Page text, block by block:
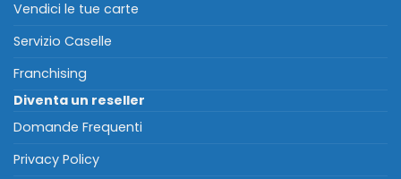
Vendici le tue carte
Servizio Caselle
Franchising
Diventa un reseller
Domande Frequenti
Privacy Policy